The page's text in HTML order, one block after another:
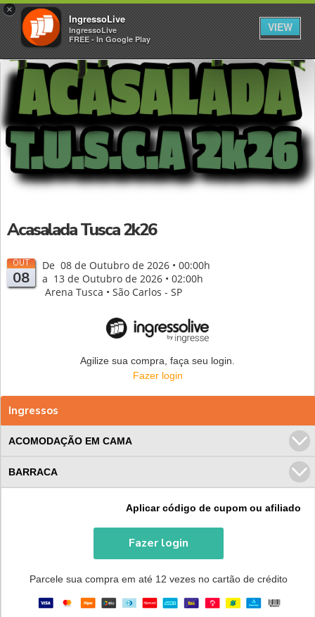
×
IngressoLive
IngressoLive
FREE - In Google Play
VIEW
Acasalada Tusca 2k26
OUT
08
De 08 de Outubro de 2026 • 00:00h
a 13 de Outubro de 2026 • 02:00h
Arena Tusca • São Carlos - SP
Agilize sua compra, faça seu login.
Fazer login
Ingressos
ACOMODAÇÃO EM CAMA
BARRACA
Aplicar código de cupom ou afiliado
Fazer login
Parcele sua compra em até 12 vezes no cartão de crédito